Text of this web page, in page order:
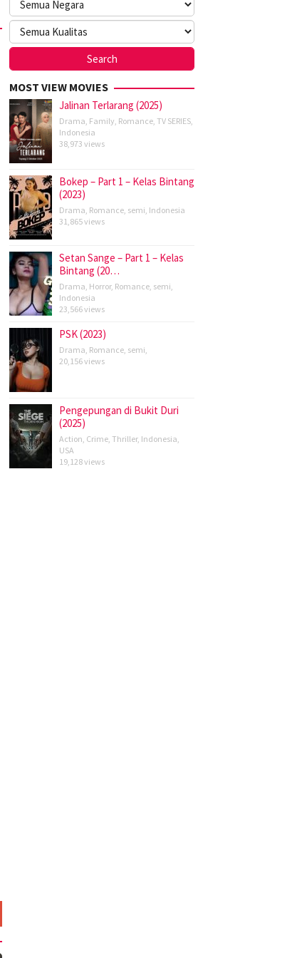
MOST VIEW MOVIES
Jalinan Terlarang (2025)
Drama, Family, Romance, TV SERIES,
Indonesia
38,973 views
Bokep – Part 1 – Kelas Bintang
(2023)
Drama, Romance, semi, Indonesia
31,865 views
Setan Sange – Part 1 – Kelas
Bintang (20…
Drama, Horror, Romance, semi,
Indonesia
23,566 views
PSK (2023)
Drama, Romance, semi,
20,156 views
Pengepungan di Bukit Duri
(2025)
Action, Crime, Thriller, Indonesia,
USA
19,128 views